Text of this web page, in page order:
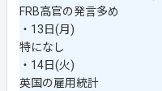
FRB高官の発言多め
・13日(月)
特になし
・14日(火)
英国の雇用統計